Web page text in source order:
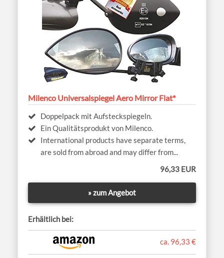
Milenco Universalspiegel Aero Mirror Flat*
Doppelpack mit Aufsteckspiegeln.
Ein Qualitätsprodukt von Milenco.
International products have separate terms,
are sold from abroad and may differ from...
96,33 EUR
» zum Angebot
Erhältlich bei:
ca. 96,33 €